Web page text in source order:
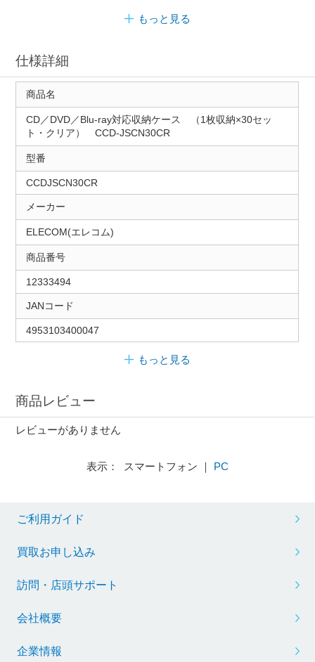
もっと見る
仕様詳細
商品名
CD／DVD／Blu-ray対応収納ケース （1枚収納×30セッ
ト・クリア） CCD-JSCN30CR
型番
CCDJSCN30CR
メーカー
ELECOM(エレコム)
商品番号
12333494
JANコード
4953103400047
もっと見る
商品レビュー
レビューがありません
表示： スマートフォン ｜ PC
ご利用ガイド
買取お申し込み
訪問・店頭サポート
会社概要
企業情報